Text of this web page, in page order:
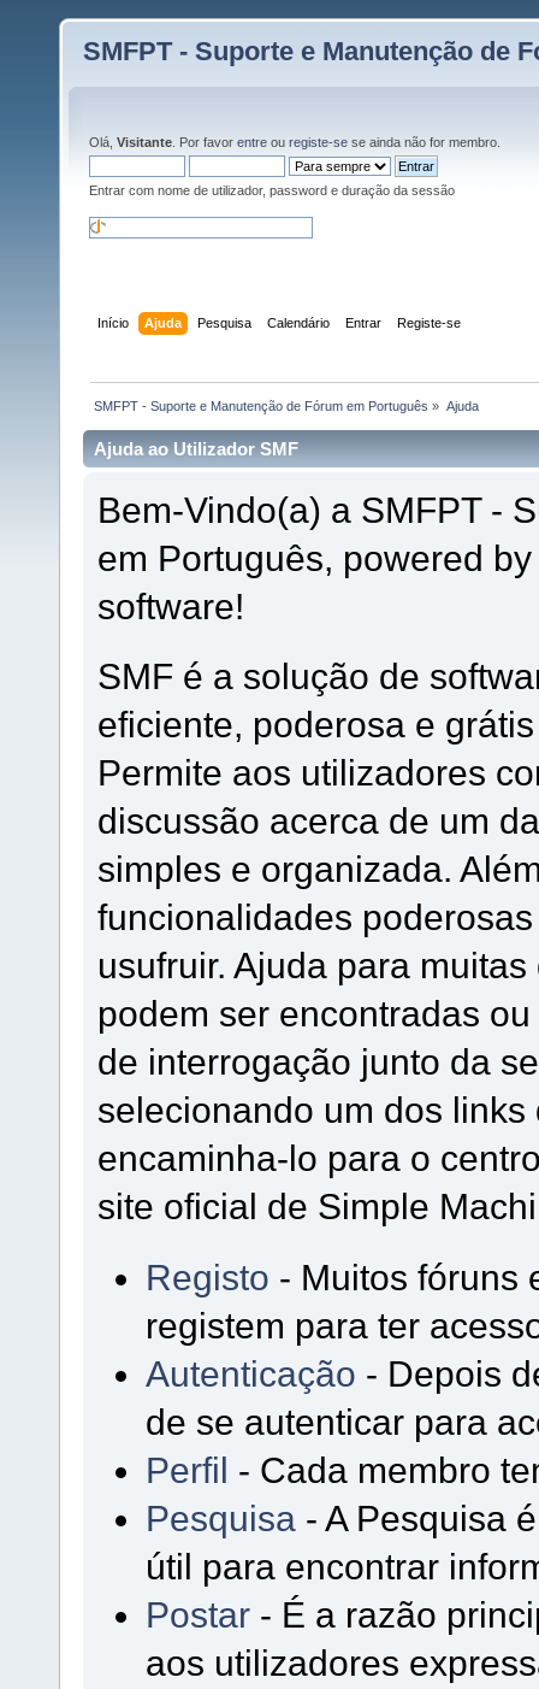
SMFPT - Suporte e Manutenção de
Olá, Visitante . Por favor entre ou registe-se se ainda não for membro.
Entrar com nome de utilizador, password e duração da sessão
Início Ajuda Pesquisa Calendário Entrar Registe-se
SMFPT - Suporte e Manutenção de Fórum em Português » Ajuda
Ajuda ao Utilizador SMF
Bem-Vindo(a) a SMFPT -
em Português, powered
software!
SMF é a solução de
eficiente, poderosa e
Permite aos utilizadores
discussão acerca de um
simples e organizada.
funcionalidades
usufruir. Ajuda para
podem ser encontradas
de interrogação junto da
selecionando um dos
encaminha-lo para o
site oficial de Simple
Registo - Muitos fóruns
registem para ter
Autenticação - Depois
de se autenticar para
Perfil - Cada membro
Pesquisa - A Pesquisa
útil para encontrar
Postar - É a razão
aos utilizadores